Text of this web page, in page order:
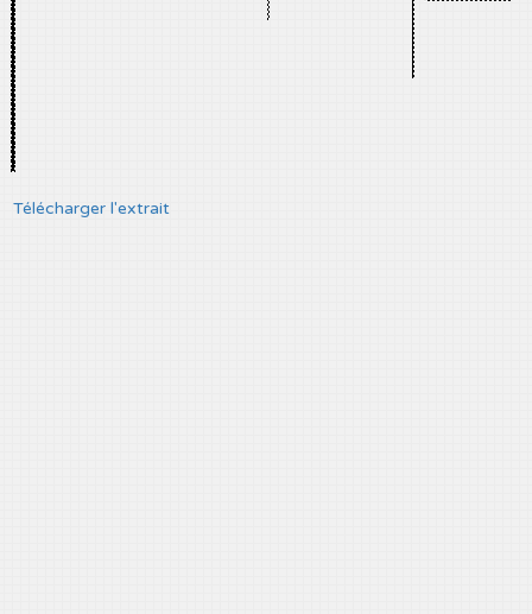
Télécharger l'extrait